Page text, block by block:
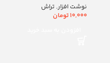
نوشت افزار, تراش
10,000تومان